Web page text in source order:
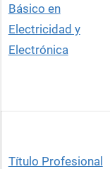
Básico en
Electricidad y
Electrónica
Título Profesional